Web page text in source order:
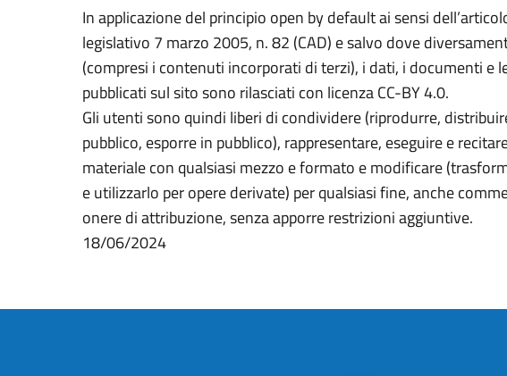
In applicazione del principio open by default ai sensi
legislativo 7 marzo 2005, n. 82 (CAD) e salvo dove
(compresi i contenuti incorporati di terzi), i dati, i documenti e
pubblicati sul sito sono rilasciati con licenza CC-BY 4.0.
Gli utenti sono quindi liberi di condividere (riprodurre,
pubblico, esporre in pubblico), rappresentare, eseguire e
materiale con qualsiasi mezzo e formato e modificare
e utilizzarlo per opere derivate) per qualsiasi fine, anche
onere di attribuzione, senza apporre restrizioni aggiuntive.
Lista
18/06/2024